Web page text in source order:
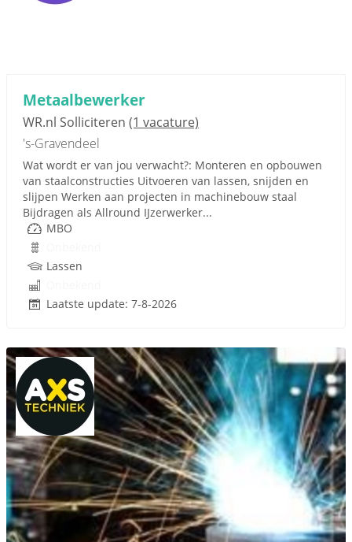
Metaalbewerker
WR.nl Solliciteren (1 vacature)
's-Gravendeel
Wat wordt er van jou verwacht?: Monteren en opbouwen
van staalconstructies Uitvoeren van lassen, snijden en
slijpen Werken aan projecten in machinebouw staal
Bijdragen als Allround IJzerwerker...
MBO
Lassen
Laatste update: 7-8-2026